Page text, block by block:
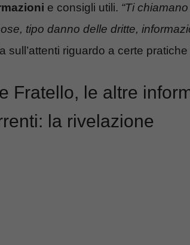
e consigli utili. “Ti
tipo danno delle dritte,
sull’attenti riguardo a certe
Fratello, le altre
la rivelazione